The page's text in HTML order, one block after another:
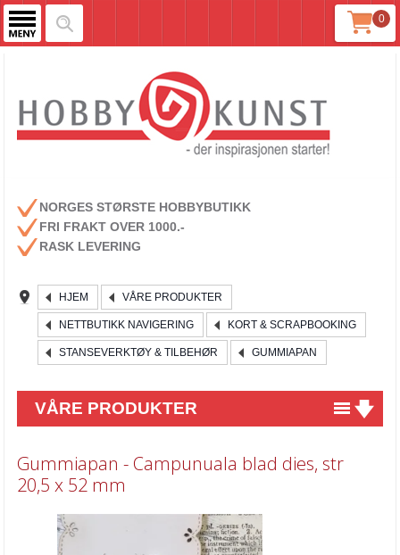
0
NORGES STØRSTE HOBBYBUTIKK
FRI FRAKT OVER 1000.-
RASK LEVERING
HJEM VÅRE PRODUKTER
NETTBUTIKK NAVIGERING KORT & SCRAPBOOKING
STANSEVERKTØY & TILBEHØR GUMMIAPAN
VÅRE PRODUKTER
Tilbud
Kurs & aktiviteter
Gavekort
Gummiapan - Campunuala blad dies, str
20,5 x 52 mm